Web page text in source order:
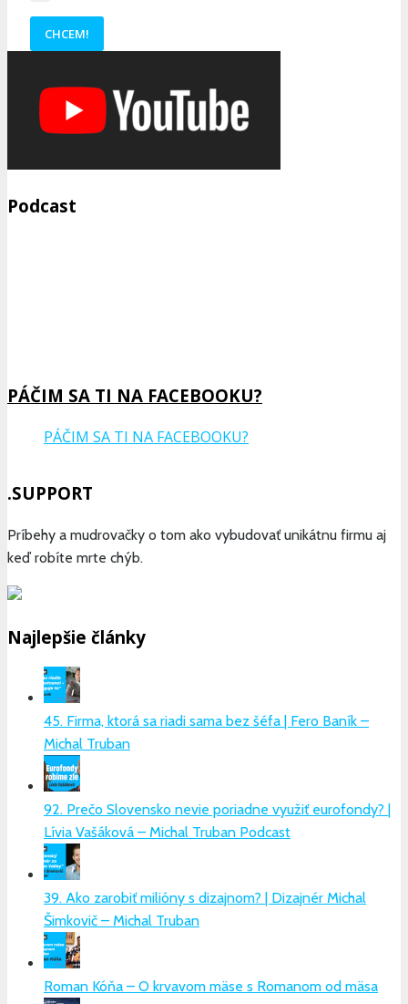
CHCEM!
Podcast
Information
PÁČIM SA TI NA FACEBOOKU?
PÁČIM SA TI NA FACEBOOKU?
.SUPPORT
Príbehy a mudrovačky o tom ako vybudovať unikátnu firmu aj
keď robíte mrte chýb.
Najlepšie články
45. Firma, ktorá sa riadi sama bez šéfa | Fero Baník –
Michal Truban
92. Prečo Slovensko nevie poriadne využiť eurofondy? |
Lívia Vašáková – Michal Truban Podcast
39. Ako zarobiť milióny s dizajnom? | Dizajnér Michal
Šimkovič – Michal Truban
Roman Kóňa – O krvavom mäse s Romanom od mäsa